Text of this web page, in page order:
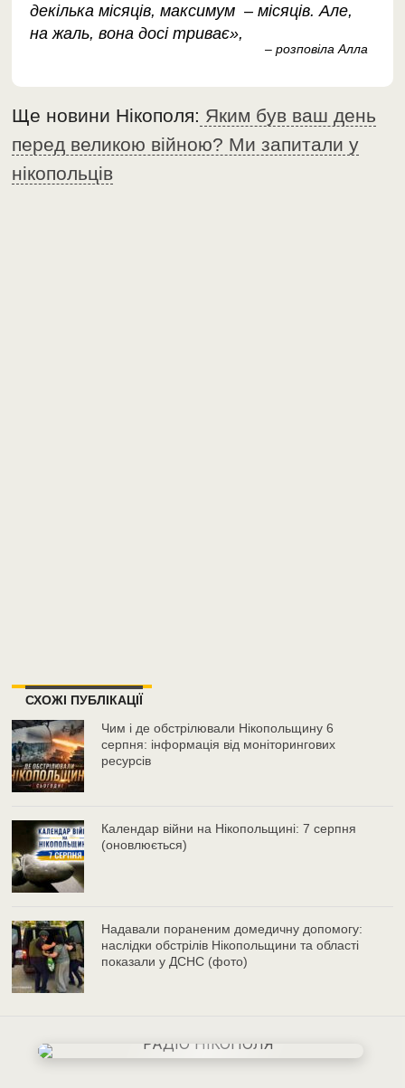
декілька місяців, максимум – місяців. Але,
на жаль, вона досі триває»,
– розповіла Алла
Ще новини Нікополя: Яким був ваш день
перед великою війною? Ми запитали у
нікопольців
СХОЖІ ПУБЛІКАЦІЇ
Чим і де обстрілювали Нікопольщину 6
серпня: інформація від моніторингових
ресурсів
Календар війни на Нікопольщині: 7 серпня
(оновлюється)
Надавали пораненим домедичну допомогу:
наслідки обстрілів Нікопольщини та області
показали у ДСНС (фото)